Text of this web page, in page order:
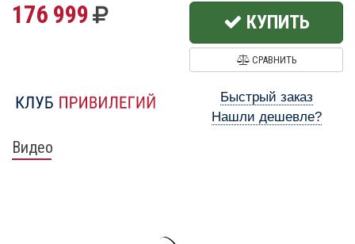
176 999 КУПИТЬ
СРАВНИТЬ
Быстрый заказ
Нашли дешевле?
Видео